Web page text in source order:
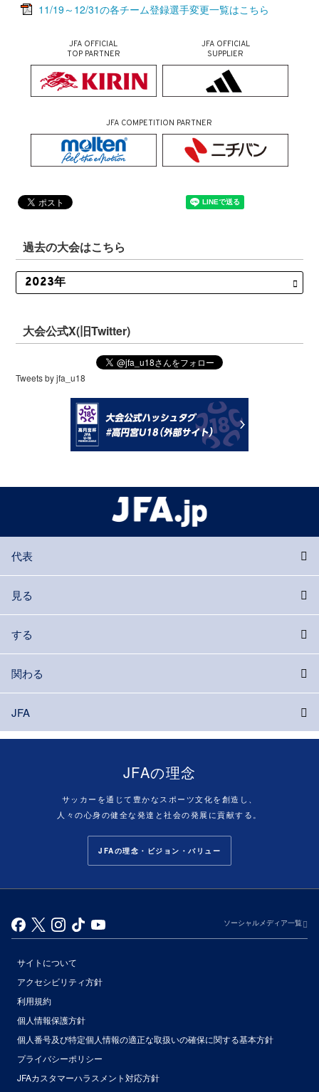
11/19～12/31の各チーム登録選手変更一覧はこちら
JFA OFFICIAL
TOP PARTNER
JFA OFFICIAL
SUPPLIER
JFA COMPETITION PARTNER
過去の大会はこちら
大会公式X(旧Twitter)
Tweets by jfa_u18
代表
見る
する
関わる
JFA
JFAの理念
サッカーを通じて豊かなスポーツ文化を創造し、
人々の心身の健全な発達と社会の発展に貢献する。
JFAの理念・ビジョン・バリュー
ソーシャルメディア一覧
サイトについて
アクセシビリティ方針
利用規約
個人情報保護方針
個人番号及び特定個人情報の適正な取扱いの確保に関する基本方針
プライバシーポリシー
JFAカスタマーハラスメント対応方針